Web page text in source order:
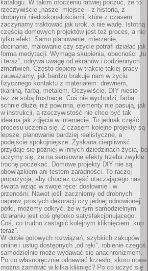
katalogu. W takim otoczeniu łatwiej poczuć, że to
rzeczywiście „nasze” miejsce – z historią, z
drobnymi niedoskonałościami, które z czasem
zaczynamy traktować jak urok, a nie wadę. Istotną
częścią domowych projektów jest też proces, a nie
tylko efekt. Samo planowanie, mierzenie,
docinanie, malowanie czy szycie potrafi działać jak
forma medytacji. Wymaga skupienia, obecności „tu
i teraz”, odrywa uwagę od ekranów i codziennych
zmartwień. Często dopiero w trakcie takiej pracy
zauważamy, jak bardzo brakuje nam w życiu
fizycznego kontaktu z materiałem: drewnem,
tkaniną, farbą, metalem. Oczywiście, DIY niesie
też ze sobą frustracje. Coś nie wychodzi, farba
schnie dłużej niż powinna, elementy nie pasują, jak
w instrukcji, a rzeczywistość nie chce być tak
idealna jak zdjęcia w internecie. To jednak część
procesu uczenia się. Z czasem kolejne projekty są
lepsze, planowanie bardziej realistyczne, a
podejście spokojniejsze. Zyskana cierpliwość
przydaje się później w innych dziedzinach życia, bo
uczymy się, że na sensowne efekty trzeba zwykle
trochę poczekać. Domowe projekty DIY nie są
obowiązkiem ani testem zaradności. To raczej
propozycja, aby chociaż część otaczającego nas
świata wziąć w swoje ręce: dosłownie i w
przenośni. Nawet jeśli zaczniemy od drobnych
napraw, prostych dekoracji czy jednej odnowionej
półki, możemy odkryć, że w tym samodzielnym
działaniu jest coś głęboko satysfakcjonującego.
Coś, co trudno zastąpić kolejnym kliknięciem „kup
teraz”.
W dobie gotowych rozwiązań, szybkich zakupów
online i usług dostępnych „od ręki”, robienie czegoś
samodzielnie może wydawać się anachronizmem.
Po co własnoręcznie odnawiać krzesło, skoro nowe
można zamówić w kilka kliknięć? Po co uczyć się